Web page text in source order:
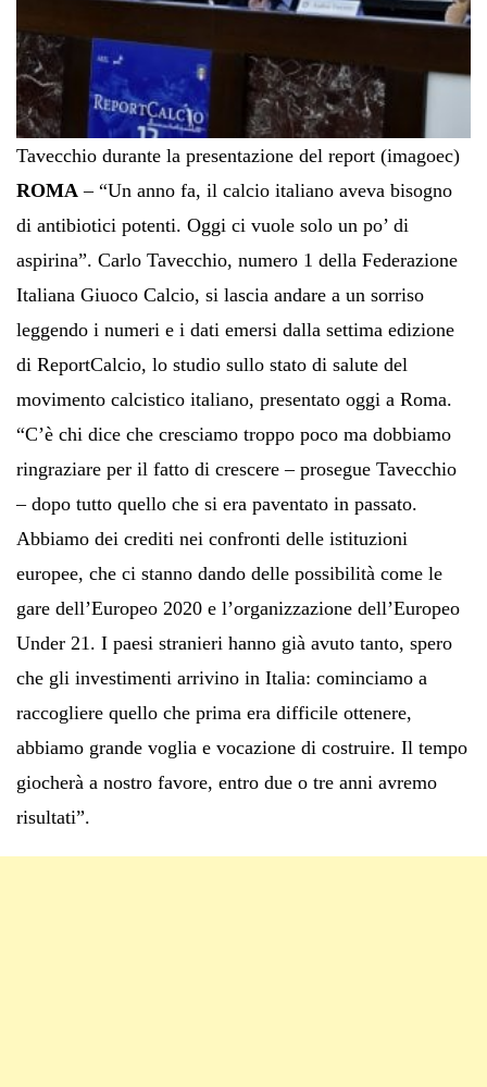
Tavecchio durante la presentazione del report (imagoec)
ROMA – “Un anno fa, il calcio italiano aveva bisogno
di antibiotici potenti. Oggi ci vuole solo un po’ di
aspirina”. Carlo Tavecchio, numero 1 della Federazione
Italiana Giuoco Calcio, si lascia andare a un sorriso
leggendo i numeri e i dati emersi dalla settima edizione
di ReportCalcio, lo studio sullo stato di salute del
movimento calcistico italiano, presentato oggi a Roma.
“C’è chi dice che cresciamo troppo poco ma dobbiamo
ringraziare per il fatto di crescere – prosegue Tavecchio
– dopo tutto quello che si era paventato in passato.
Abbiamo dei crediti nei confronti delle istituzioni
europee, che ci stanno dando delle possibilità come le
gare dell’Europeo 2020 e l’organizzazione dell’Europeo
Under 21. I paesi stranieri hanno già avuto tanto, spero
che gli investimenti arrivino in Italia: cominciamo a
raccogliere quello che prima era difficile ottenere,
abbiamo grande voglia e vocazione di costruire. Il tempo
giocherà a nostro favore, entro due o tre anni avremo
risultati”.